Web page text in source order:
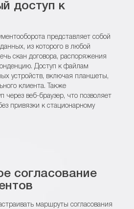
доступ к
представляет собой
из которого в любой
скан договора, распоряжения
Доступ к файлам
устройств, включая планшеты,
клиента. Также
через веб-браузер, что позволяет
привязки к стационарному
согласование
маршруты согласования